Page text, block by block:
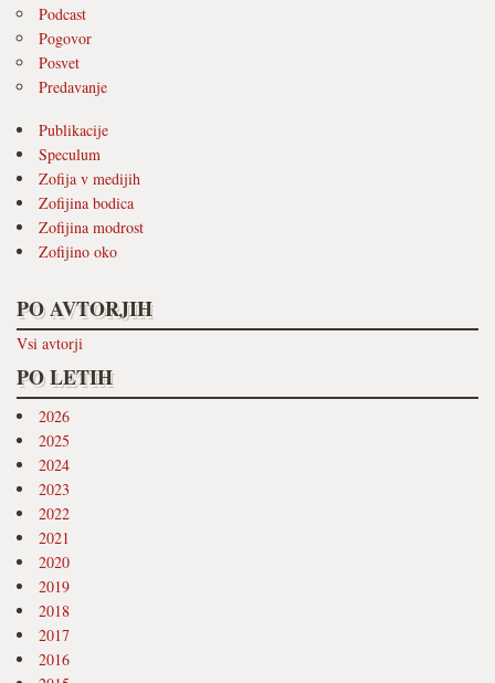
Podcast
Pogovor
Posvet
Predavanje
Publikacije
Speculum
Zofija v medijih
Zofijina bodica
Zofijina modrost
Zofijino oko
PO AVTORJIH
Vsi avtorji
PO LETIH
2026
2025
2024
2023
2022
2021
2020
2019
2018
2017
2016